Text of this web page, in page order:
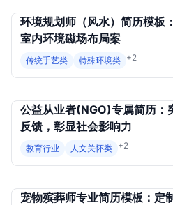
环境规划师（风水）简历模板
室内环境磁场布局案
传统手艺类 特殊环境类 +2
公益从业者(NGO)专属简历：
反馈，彰显社会影响力
教育行业 人文关怀类 +2
宠物殡葬师专业简历模板：定